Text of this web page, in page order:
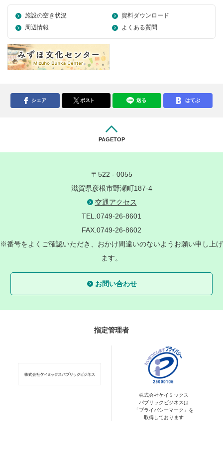
施設の空き状況
資料ダウンロード
周辺情報
よくある質問
シェア ポスト 送る はてぶ
PAGETOP
〒522 - 0055
滋賀県彦根市野瀬町187-4
交通アクセス
TEL.0749-26-8601
FAX.0749-26-8602
※番号をよくご確認いただき、おかけ間違いのないようお願い申し上げ
ます。
お問い合わせ
指定管理者
株式会社ケイミックス
パブリックビジネスは
「プライバシーマーク」を
取得しております